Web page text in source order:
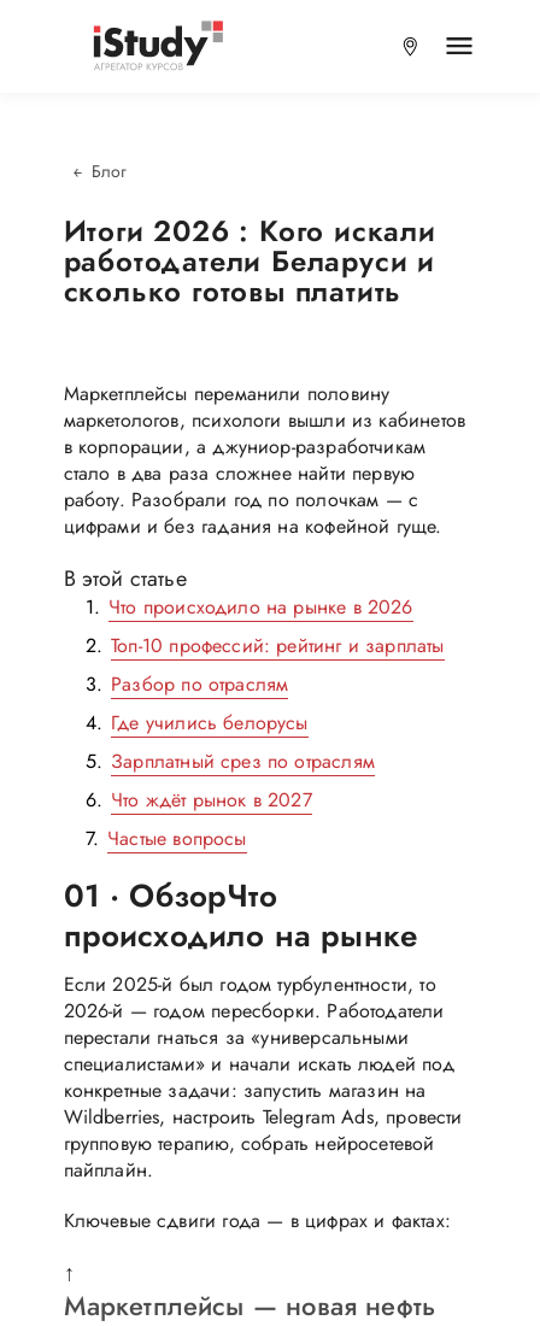
Блог
Итоги 2026 : Кого искали
работодатели Беларуси и
сколько готовы платить
Маркетплейсы переманили половину
маркетологов, психологи вышли из кабинетов
в корпорации, а джуниор-разработчикам
стало в два раза сложнее найти первую
работу. Разобрали год по полочкам — с
цифрами и без гадания на кофейной гуще.
В этой статье
Что происходило на рынке в 2026
Топ-10 профессий: рейтинг и зарплаты
Разбор по отраслям
Где учились белорусы
Зарплатный срез по отраслям
Что ждёт рынок в 2027
Частые вопросы
01 · ОбзорЧто
происходило на рынке
Если 2025-й был годом турбулентности, то
2026-й — годом пересборки. Работодатели
перестали гнаться за «универсальными
специалистами» и начали искать людей под
конкретные задачи: запустить магазин на
Wildberries, настроить Telegram Ads, провести
групповую терапию, собрать нейросетевой
пайплайн.
Ключевые сдвиги года — в цифрах и фактах:
↑
Маркетплейсы — новая нефть